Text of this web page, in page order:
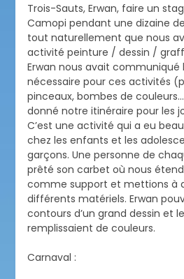
Trois-Sauts, Erwan, faire un
Camopi pendant une dizaine
tout naturellement que nous
activité peinture / dessin /
Erwan nous avait communiqué
nécessaire pour ces activités
pinceaux, bombes de
donné notre itinéraire pour les
C’est une activité qui a eu
chez les enfants et les
garçons. Une personne de
prêté son carbet où nous
comme support et mettions à
différents matériels. Erwan
contours d’un grand dessin et
remplissaient de couleurs.
Carnaval :